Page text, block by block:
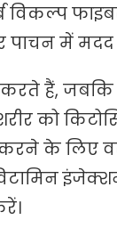
विकल्प
पाचन में मदद
करते हैं, जबकि
को
के लिए